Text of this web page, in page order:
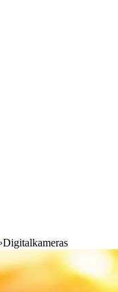
›Digitalkameras